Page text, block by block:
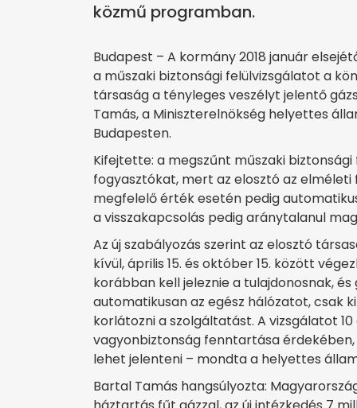
közmű programban.
Budapest – A kormány 2018 január
a műszaki biztonsági felülvizsgálatot a
társaság a tényleges veszélyt jelentő
Tamás, a Miniszterelnökség helyettes
Budapesten.
Kifejtette: a megszűnt műszaki
fogyasztókat, mert az elosztó az
megfelelő érték esetén pedig
a visszakapcsolás pedig aránytalanul
Az új szabályozás szerint az elosztó
kívül, április 15. és október 15. között
korábban kell jeleznie a tulajdonosnak,
automatikusan az egész hálózatot, csak
korlátozni a szolgáltatást. A vizsgálatot
vagyonbiztonság fenntartása
lehet jelenteni – mondta a helyettes
Bartal Tamás hangsúlyozta: